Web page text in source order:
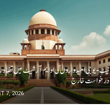
نیٹ-یو جی امیدواروں کی او ایم آر شیٹ میں
درخواست خارج
7, 2026